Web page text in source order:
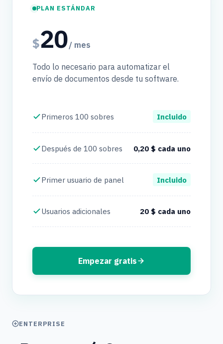
PLAN ESTÁNDAR
$20/ mes
Todo lo necesario para automatizar el
envío de documentos desde tu software.
Primeros 100 sobres Incluido
Después de 100 sobres 0,20 $ cada uno
Primer usuario de panel Incluido
Usuarios adicionales 20 $ cada uno
Empezar gratis
ENTERPRISE